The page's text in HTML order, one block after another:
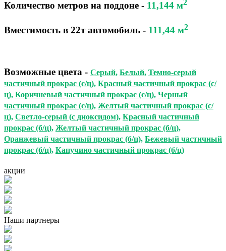
Количество метров на поддоне - 11,144 м2
Вместимость в 22т автомобиль - 111,44 м2
Возможные цвета - Серый, Белый, Темно-серый
частичный прокрас (с/ц), Красный частичный прокрас (с/
ц), Коричневый частичный прокрас (с/ц), Черный
частичный прокрас (с/ц), Желтый частичный прокрас (с/
ц), Светло-серый (с диоксидом), Красный частичный
прокрас (б/ц), Желтый частичный прокрас (б/ц),
Оранжевый частичный прокрас (б/ц), Бежевый частичный
прокрас (б/ц), Капучино частичный прокрас (б/ц)
акции
Наши партнеры